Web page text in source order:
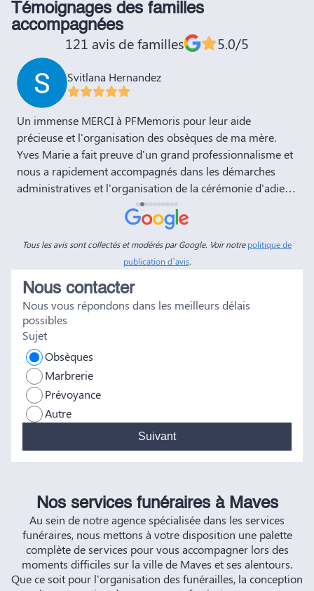
Témoignages des familles
accompagnées
121 avis de familles 5.0/5
Svitlana Hernandez
Un immense MERCI à PFMemoris pour leur aide
précieuse et l'organisation des obsèques de ma mère.
Yves Marie a fait preuve d'un grand professionnalisme et
nous a rapidement accompagnés dans les démarches
administratives et l'organisation de la cérémonie d'adieu.
Nous souhaitons à votre entreprise prospérité et succès
et la recommandons vivement à tous nos amis et
connaissances. Dans ces moments de deuil, des
personnes comme Yves Marie et Dimitry sont d'un grand
réconfort, et c'est un véritable soulagement de savoir que
tout a été fait dans les règles. Tous nos vœux de réussite à
vous et à vos futurs clients. Cordialement famille
HERNANDEZ
Tous les avis sont collectés et modérés par Google. Voir notrepolitique de
publication d’avis.
Nous contacter
Nous vous répondons dans les meilleurs délais
possibles
Sujet
Obsèques
Marbrerie
Prévoyance
Autre
Suivant
Nos services funéraires à Maves
Au sein de notre agence spécialisée dans les services
funéraires, nous mettons à votre disposition une palette
complète de services pour vous accompagner lors des
moments difficiles sur la ville de Maves et ses alentours.
Que ce soit pour l'organisation des funérailles, la conception